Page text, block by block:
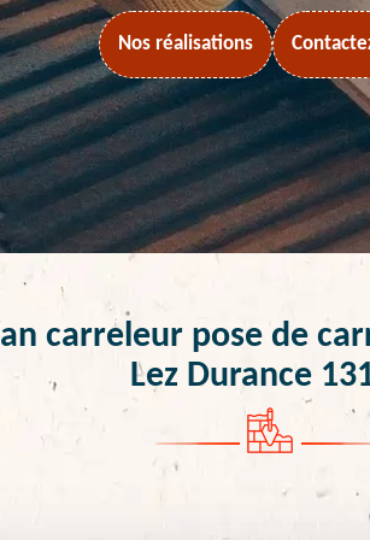
Nos réalisations
carreleur pose de
Lez Durance